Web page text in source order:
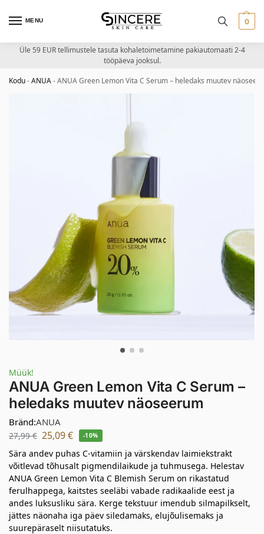
MENU 0
Üle 59 EUR tellimustele tasuta kohaletoimetamine pakiautomaati 2-4
tööpäeva jooksul.
Kodu-ANUA-ANUA Green Lemon Vita C Serum – heledaks muutev
Müük!
ANUA Green Lemon Vita C Serum –
heledaks muutev näoseerum
Bränd:ANUA
27,99€ 25,09€ -10%
Sära andev puhas C-vitamiin ja värskendav laimiekstrakt
võitlevad tõhusalt pigmendilaikude ja tuhmusega. Helestav
ANUA Green Lemon Vita C Blemish Serum on rikastatud
ferulhappega, kaitstes seeläbi vabade radikaalide eest ja
andes luksusliku sära. Kerge tekstuur imendub silmapilkselt,
jättes näonaha iga päev siledamaks, elujõulisemaks ja
suurepäraselt niisutatuks.